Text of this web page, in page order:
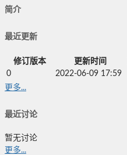
简介
最近更新
修订版本 更新时间
0
2022-06-09 17:59
更多...
最近讨论
暂无讨论
更多...